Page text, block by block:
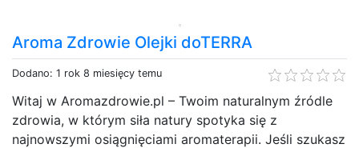
Aroma Zdrowie Olejki doTERRA
Dodano: 1 rok 8 miesięcy temu
Witaj w Aromazdrowie.pl – Twoim naturalnym źródle
zdrowia, w którym siła natury spotyka się z
najnowszymi osiągnięciami aromaterapii. Jeśli szukasz